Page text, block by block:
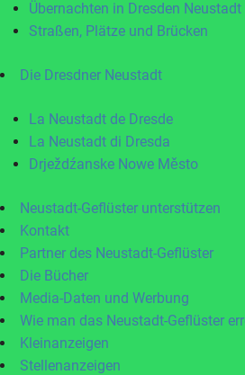
Übernachten in Dresden Neustadt
Straßen, Plätze und Brücken
Die Dresdner Neustadt
La Neustadt de Dresde
La Neustadt di Dresda
Drježdźanske Nowe Město
Neustadt-Geflüster unterstützen
Kontakt
Partner des Neustadt-Geflüster
Die Bücher
Media-Daten und Werbung
Wie man das Neustadt-Geflüster
Kleinanzeigen
Stellenanzeigen